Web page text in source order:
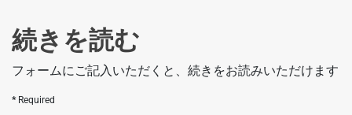
続きを読む
フォームにご記入いただくと、続きをお読みいただけます
Required